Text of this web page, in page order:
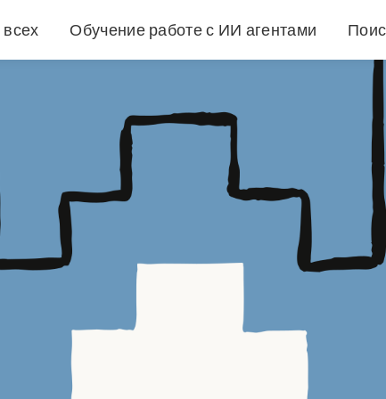
Обучение работе с ИИ агентами